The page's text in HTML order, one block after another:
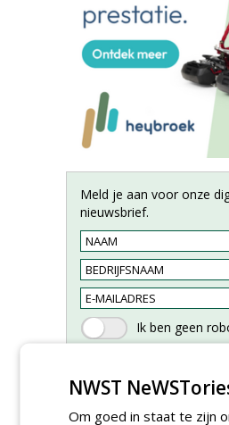
Meld je aan voor onze
nieuwsbrief.
NWST
Om goed in staat te zijn